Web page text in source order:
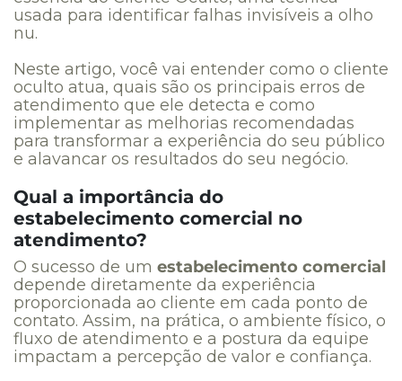
usada para identificar falhas invisíveis a olho
nu.
Neste artigo, você vai entender como o cliente
oculto atua, quais são os principais erros de
atendimento que ele detecta e como
implementar as melhorias recomendadas
para transformar a experiência do seu público
e alavancar os resultados do seu negócio.
Qual a importância do
estabelecimento comercial no
atendimento?
O sucesso de um estabelecimento comercial
depende diretamente da experiência
proporcionada ao cliente em cada ponto de
contato. Assim, na prática, o ambiente físico, o
fluxo de atendimento e a postura da equipe
impactam a percepção de valor e confiança.